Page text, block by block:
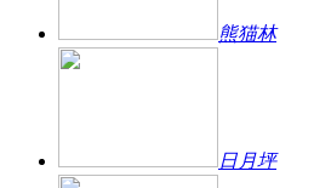
熊猫林
日月坪